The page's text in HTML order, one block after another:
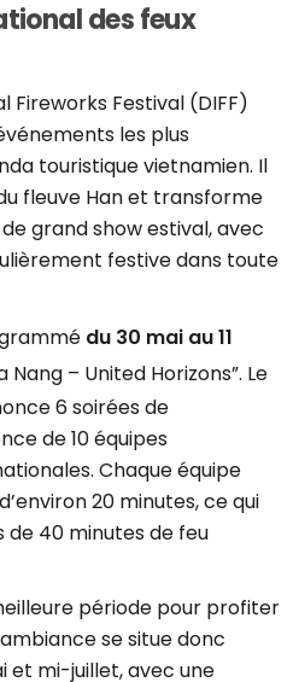
des feux
Fireworks Festival (DIFF)
les plus
touristique vietnamien. Il
fleuve Han et transforme
grand show estival, avec
festive dans toute
du 30 mai au 11
Nang – United Horizons”. Le
6 soirées de
de 10 équipes
Chaque équipe
20 minutes, ce qui
40 minutes de feu
période pour profiter
se situe donc
et mi-juillet, avec une